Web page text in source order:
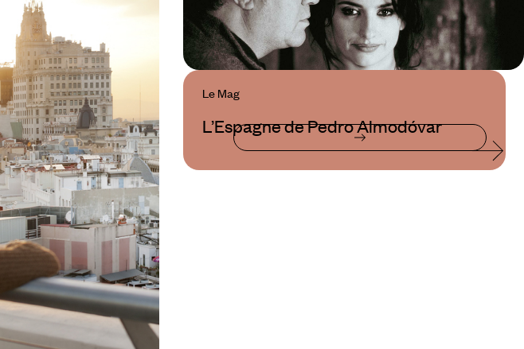
Le Mag
L’Espagne de Pedro Almodóvar